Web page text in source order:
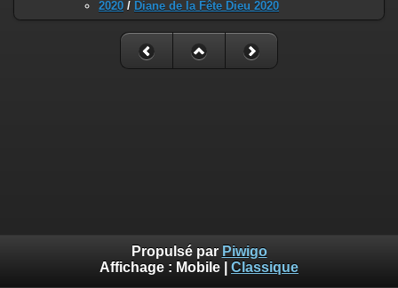
2020 / Diane de la Fête Dieu 2020
Propulsé par Piwigo
Affichage : Mobile Classique